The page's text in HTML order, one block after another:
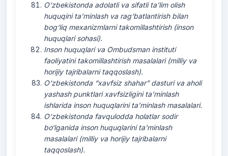
O‘zbekistonda adolatli va sifatli ta’lim olish
huquqini ta’minlash va rag‘batlantirish bilan
bog‘liq mexanizmlarni takomillashtirish(inson
huquqlari sohasi).
Inson huquqlari va Ombudsman instituti
faoliyatini takomillashtirish masalalari(milliy va
horijiy tajribalarni taqqoslash).
O‘zbekistonda “xavfsiz shahar”dasturi va aholi
yashash punktlari xavfsizligini ta’minlash
ishlarida inson huquqlarini ta’minlash masalalari.
O‘zbekistonda favqulodda holatlar sodir
bo‘lganida inson huquqlarini ta’minlash
masalalari(milliy va horijiy tajribalarni
taqqoslash).